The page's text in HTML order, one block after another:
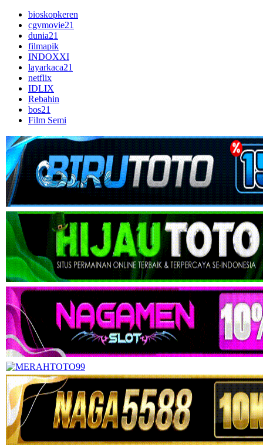
bioskopkeren
cgvmovie21
dunia21
filmapik
INDOXXI
layarkaca21
netflix
IDLIX
Rebahin
bos21
Film Semi